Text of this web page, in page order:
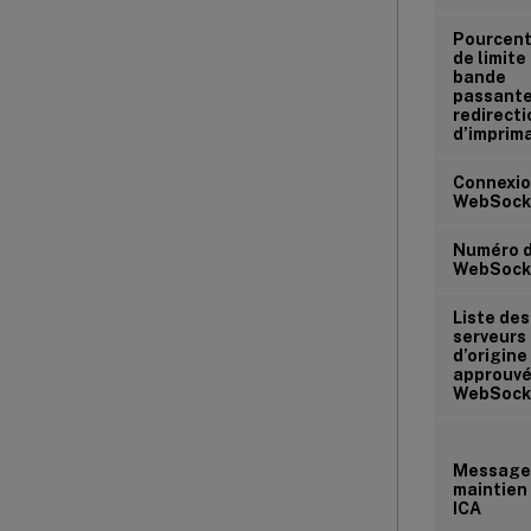
de limite
bande
Numéro
Liste des
serveurs
d’origine
maintien
ICA